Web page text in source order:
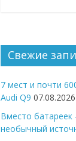
Свежие
7 мест и почти
Audi Q9 07.08.2026
Вместо
необычный